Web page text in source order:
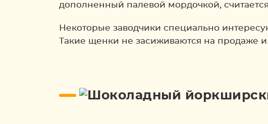
дополненный палевой мордочкой,
Некоторые заводчики специально
Такие щенки не засиживаются на продаже и